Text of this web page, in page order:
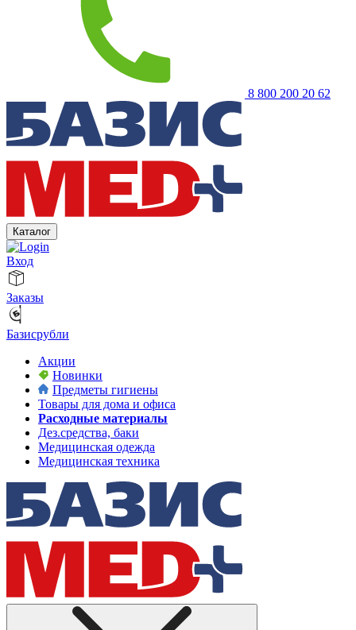
8 800 200 20 62
Каталог
Вход
Заказы
Базисрубли
Акции
Новинки
Предметы гигиены
Товары для дома и офиса
Расходные материалы
Дез.средства, баки
Медицинская одежда
Медицинская техника